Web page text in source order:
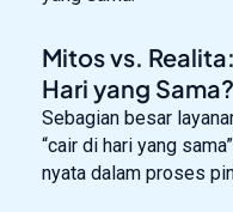
Mitos vs.
Hari yang Sama?
Sebagian besar
“cair di hari yang
nyata dalam proses